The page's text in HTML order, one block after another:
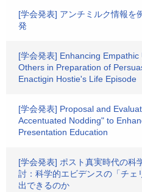
[学会発表] アンチミルク情報を
発
[学会発表] Enhancing
Others in Preparation of
Enactigin Hostie's Life Episode
[学会発表] Proposal and
Accentuated Nodding" to
Presentation Education
[学会発表] ポスト真実時代の科
討：科学的エビデンスの「チェ
出できるのか